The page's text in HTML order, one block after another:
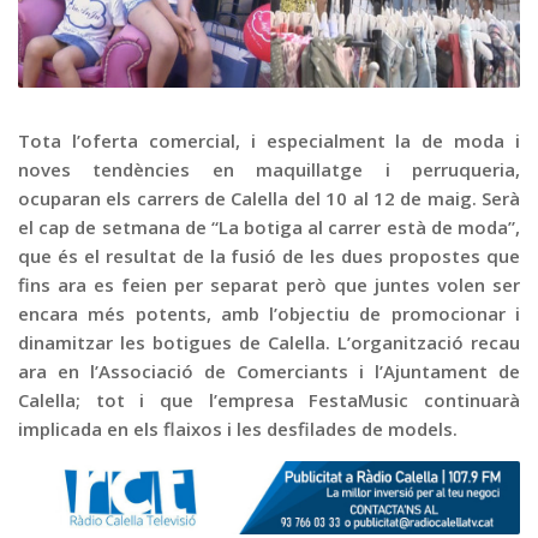
Publicitat
Contacte
Tota l’oferta comercial, i especialment la de moda i
noves tendències en maquillatge i perruqueria,
ocuparan els carrers de Calella del 10 al 12 de maig. Serà
el cap de setmana de “La botiga al carrer està de moda”,
que és el resultat de la fusió de les dues propostes que
fins ara es feien per separat però que juntes volen ser
encara més potents, amb l’objectiu de promocionar i
dinamitzar les botigues de Calella. L’organització recau
ara en l’Associació de Comerciants i l’Ajuntament de
Calella; tot i que l’empresa FestaMusic continuarà
implicada en els flaixos i les desfilades de models.